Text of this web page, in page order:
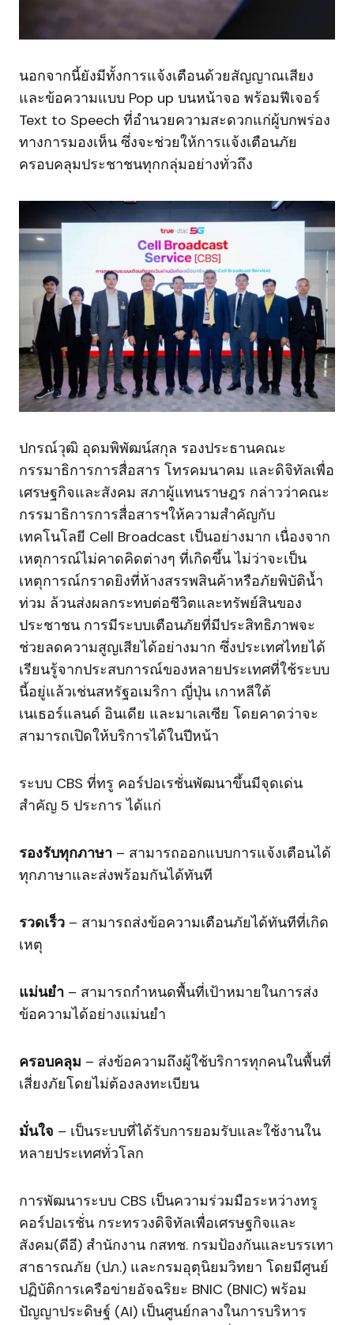
นอกจากนี้ยังมีทั้งการแจ้งเตือนด้วยสัญญาณเสียง
และข้อความแบบ Pop up บนหน้าจอ พร้อมฟีเจอร์
Text to Speech ที่อำนวยความสะดวกแก่ผู้บกพร่อง
ทางการมองเห็น ซึ่งจะช่วยให้การแจ้งเตือนภัย
ครอบคลุมประชาชนทุกกลุ่มอย่างทั่วถึง
ปกรณ์วุฒิ อุดมพิพัฒน์สกุล รองประธานคณะ
กรรมาธิการการสื่อสาร โทรคมนาคม และดิจิทัลเพื่อ
เศรษฐกิจและสังคม สภาผู้แทนราษฎร กล่าวว่าคณะ
กรรมาธิการการสื่อสารฯให้ความสำคัญกับ
เทคโนโลยี Cell Broadcast เป็นอย่างมาก เนื่องจาก
เหตุการณ์ไม่คาดคิดต่างๆ ที่เกิดขึ้น ไม่ว่าจะเป็น
เหตุการณ์กราดยิงที่ห้างสรรพสินค้าหรือภัยพิบัติน้ำ
ท่วม ล้วนส่งผลกระทบต่อชีวิตและทรัพย์สินของ
ประชาชน การมีระบบเตือนภัยที่มีประสิทธิภาพจะ
ช่วยลดความสูญเสียได้อย่างมาก ซึ่งประเทศไทยได้
เรียนรู้จากประสบการณ์ของหลายประเทศที่ใช้ระบบ
นี้อยู่แล้วเช่นสหรัฐอเมริกา ญี่ปุ่น เกาหลีใต้
เนเธอร์แลนด์ อินเดีย และมาเลเซีย โดยคาดว่าจะ
สามารถเปิดให้บริการได้ในปีหน้า
ระบบ CBS ที่ทรู คอร์ปอเรชั่นพัฒนาขึ้นมีจุดเด่น
สำคัญ 5 ประการ ได้แก่
รองรับทุกภาษา – สามารถออกแบบการแจ้งเตือนได้
ทุกภาษาและส่งพร้อมกันได้ทันที
รวดเร็ว – สามารถส่งข้อความเตือนภัยได้ทันทีที่เกิด
เหตุ
แม่นยำ – สามารถกำหนดพื้นที่เป้าหมายในการส่ง
ข้อความได้อย่างแม่นยำ
ครอบคลุม – ส่งข้อความถึงผู้ใช้บริการทุกคนในพื้นที่
เสี่ยงภัยโดยไม่ต้องลงทะเบียน
มั่นใจ – เป็นระบบที่ได้รับการยอมรับและใช้งานใน
หลายประเทศทั่วโลก
การพัฒนาระบบ CBS เป็นความร่วมมือระหว่างทรู
คอร์ปอเรชั่น กระทรวงดิจิทัลเพื่อเศรษฐกิจและ
สังคม(ดีอี) สำนักงาน กสทช. กรมป้องกันและบรรเทา
สาธารณภัย (ปภ.) และกรมอุตุนิยมวิทยา โดยมีศูนย์
ปฏิบัติการเครือข่ายอัจฉริยะ BNIC (BNIC) พร้อม
ปัญญาประดิษฐ์ (AI) เป็นศูนย์กลางในการบริหาร